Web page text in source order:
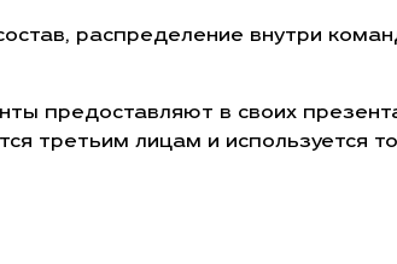
распределение внутри
предоставляют в своих
третьим лицам и используется